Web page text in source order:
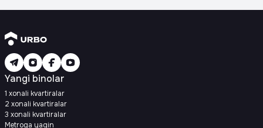
Yangi binolar
1 xonali kvartiralar
2 xonali kvartiralar
3 xonali kvartiralar
Metroga yaqin